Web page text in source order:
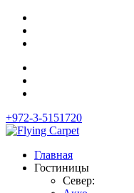
+972-3-5151720
Главная
Гостиницы
Север: